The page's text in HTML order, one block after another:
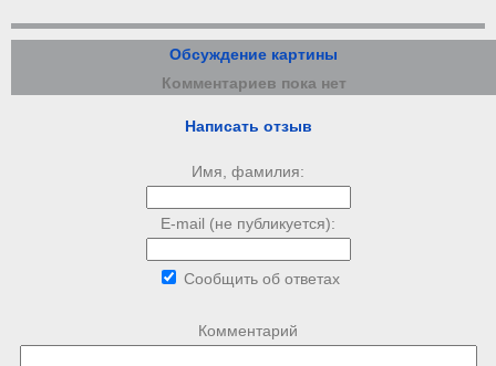
Обсуждение картины
Комментариев пока нет
Написать отзыв
Имя, фамилия:
E-mail (не публикуется):
Сообщить об ответах
Комментарий